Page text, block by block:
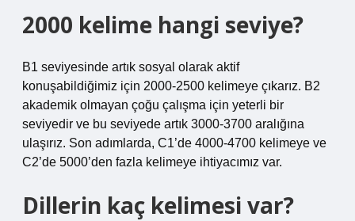
2000 kelime hangi seviye?
B1 seviyesinde artık sosyal olarak aktif
konuşabildiğimiz için 2000-2500 kelimeye çıkarız. B2
akademik olmayan çoğu çalışma için yeterli bir
seviyedir ve bu seviyede artık 3000-3700 aralığına
ulaşırız. Son adımlarda, C1’de 4000-4700 kelimeye ve
C2’de 5000’den fazla kelimeye ihtiyacımız var.
Dillerin kaç kelimesi var?